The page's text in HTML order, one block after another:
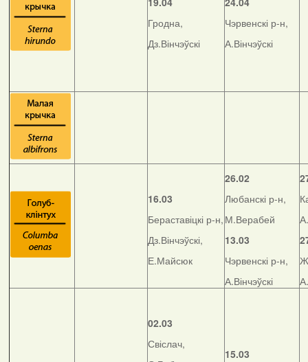
Гродна,
Дз.Вінчэўскі
Чэрвенскі р-н,
А.Вінчэўскі
16.03
Бераставіцкі р-н,
Дз.Вінчэўскі,
Е.Майсюк
26.02
Любанскі р-н,
М.Верабей
13.03
Чэрвенскі р-н,
А.Вінчэўскі
02.03
Свіслач,
15.03